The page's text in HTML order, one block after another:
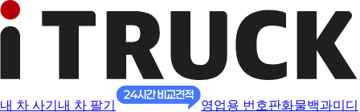
내 차 사기 내 차 팔기 영업용 번호판화물백과미디